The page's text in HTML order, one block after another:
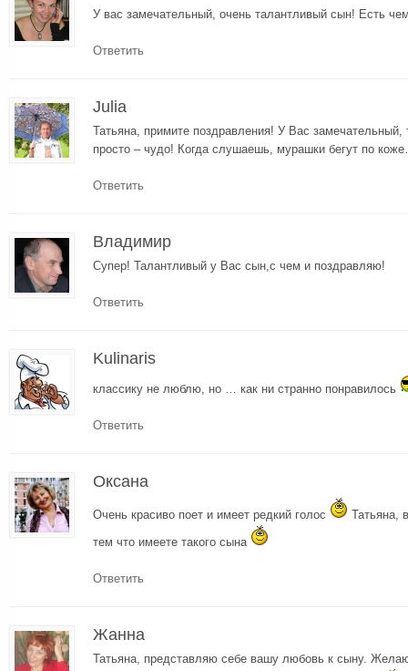
У вас замечательный, очень талантливый сын! Есть
Ответить
Julia
Татьяна, примите поздравления! У Вас
просто – чудо! Когда слушаешь, мурашки бегут по
Ответить
Владимир
Супер! Талантливый у Вас сын,с чем и поздравляю!
Ответить
Kulinaris
классику не люблю, но … как ни странно понравилось
Ответить
Оксана
Очень красиво поет и имеет редкий голос
Татьяна,
тем что имеете такого сына
Ответить
Жанна
Татьяна, представляю себе вашу любовь к сыну.